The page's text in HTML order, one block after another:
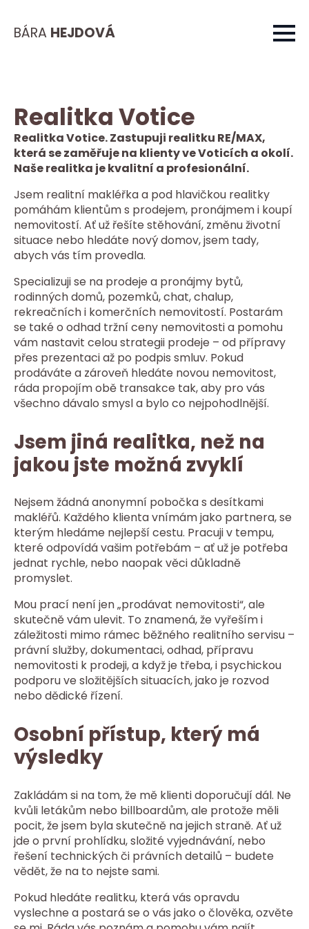
BÁRA HEJDOVÁ
Realitka Votice
Realitka Votice. Zastupuji realitku RE/MAX,
která se zaměřuje na klienty ve Voticích a okolí.
Naše realitka je kvalitní a profesionální.
Jsem realitní makléřka a pod hlavičkou realitky
pomáhám klientům s prodejem, pronájmem i koupí
nemovitostí. Ať už řešíte stěhování, změnu životní
situace nebo hledáte nový domov, jsem tady,
abych vás tím provedla.
Specializuji se na prodeje a pronájmy bytů,
rodinných domů, pozemků, chat, chalup,
rekreačních i komerčních nemovitostí. Postarám
se také o odhad tržní ceny nemovitosti a pomohu
vám nastavit celou strategii prodeje – od přípravy
přes prezentaci až po podpis smluv. Pokud
prodáváte a zároveň hledáte novou nemovitost,
ráda propojím obě transakce tak, aby pro vás
všechno dávalo smysl a bylo co nejpohodlnější.
Jsem jiná realitka, než na
jakou jste možná zvyklí
Nejsem žádná anonymní pobočka s desítkami
makléřů. Každého klienta vnímám jako partnera, se
kterým hledáme nejlepší cestu. Pracuji v tempu,
které odpovídá vašim potřebám – ať už je potřeba
jednat rychle, nebo naopak věci důkladně
promyslet.
Mou prací není jen „prodávat nemovitosti“, ale
skutečně vám ulevit. To znamená, že vyřeším i
záležitosti mimo rámec běžného realitního servisu –
právní služby, dokumentaci, odhad, přípravu
nemovitosti k prodeji, a když je třeba, i psychickou
podporu ve složitějších situacích, jako je rozvod
nebo dědické řízení.
Osobní přístup, který má
výsledky
Zakládám si na tom, že mě klienti doporučují dál. Ne
kvůli letákům nebo billboardům, ale protože měli
pocit, že jsem byla skutečně na jejich straně. Ať už
jde o první prohlídku, složité vyjednávání, nebo
řešení technických či právních detailů – budete
vědět, že na to nejste sami.
Pokud hledáte realitku, která vás opravdu
vyslechne a postará se o vás jako o člověka, ozvěte